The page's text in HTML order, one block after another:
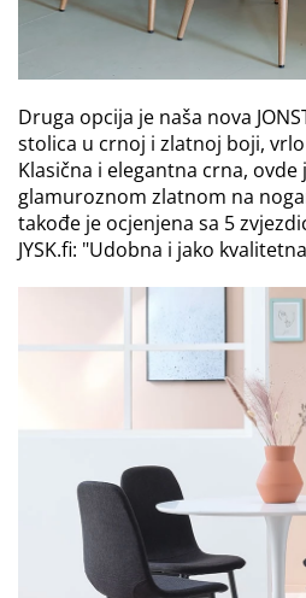
Druga opcija je naša nova
stolica u crnoj i zlatnoj boji,
Klasična i elegantna crna,
glamuroznom zlatnom na
takođe je ocjenjena sa 5
JYSK.fi: "Udobna i jako